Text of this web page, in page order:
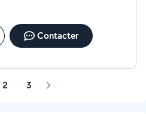
Contacter
2 3 Page